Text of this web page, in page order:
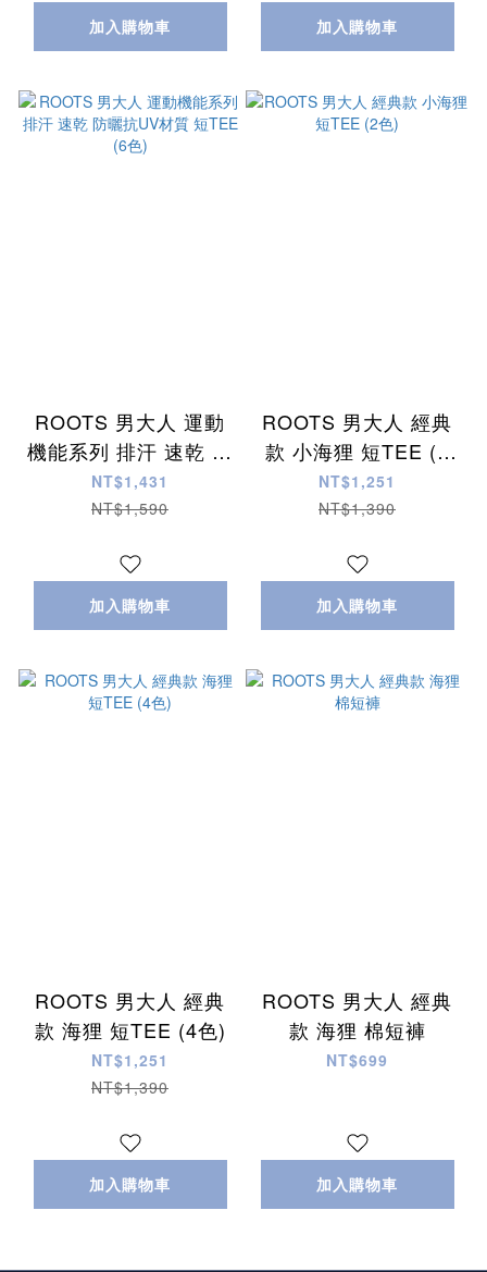
加入購物車 加入購物車
ROOTS 男大人 運動
機能系列 排汗 速乾 防
曬抗UV材質 短TEE (6
色)
NT$1,431
NT$1,590
加入購物車
ROOTS 男大人 經典
款 小海狸 短TEE (2
色)
NT$1,251
NT$1,390
加入購物車
ROOTS 男大人 經典
款 海狸 短TEE (4色)
NT$1,251
NT$1,390
加入購物車
ROOTS 男大人 經典
款 海狸 棉短褲
NT$699
加入購物車